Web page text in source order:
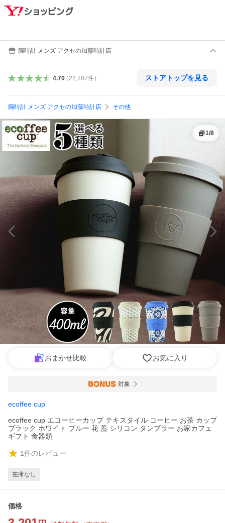
腕時計 メンズ アクセの加藤時計店
4.70（ 22,707件） ストアトップを見る
腕時計 メンズ アクセの加藤時計店 その他
1/8
おまかせ比較 お気に入り
対象
ecoffee cup
ecoffee cup エコーヒーカップ テキスタイル コーヒー お茶 カップ
ブラック ホワイト ブルー 花 蓋 シリコン タンブラー お家カフェ
ギフト 食器類
1件のレビュー
在庫なし
価格